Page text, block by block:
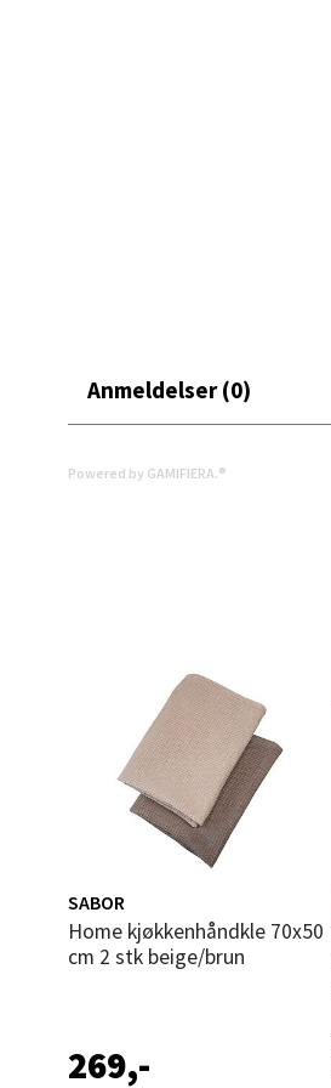
Anmeldelser (0)
Powered by GAMIFIERA.®
SABOR
Home kjøkkenhåndkle 70x50
cm 2 stk beige/brun
269,-